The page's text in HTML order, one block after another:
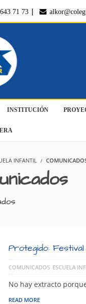
71 73 |
INSTITUCIÓN
INFANTIL
Protegido:
COMUNICADOS ESCUELA
No hay extracto
READ MORE